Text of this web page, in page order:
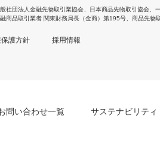
社団法人金融先物取引業協会、 日本商品先物取引協会、
商品取引業者 関東財務局長（金商）第195号、商品先物
護方針 採用情報
問い合わせ一覧 サステナビリティ